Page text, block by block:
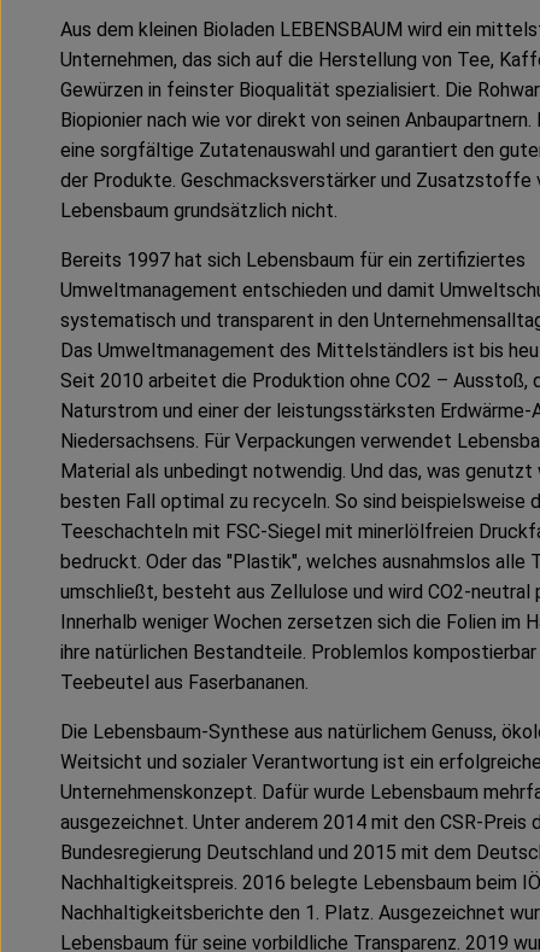
Aus dem kleinen Bioladen LEBENSBAUM wird ein
Unternehmen, das sich auf die Herstellung von Tee,
Gewürzen in feinster Bioqualität spezialisiert. Die
Biopionier nach wie vor direkt von seinen
eine sorgfältige Zutatenauswahl und garantiert den
der Produkte. Geschmacksverstärker und Zusatzstoffe
Lebensbaum grundsätzlich nicht.
Bereits 1997 hat sich Lebensbaum für ein zertifiziertes
Umweltmanagement entschieden und damit
systematisch und transparent in den
Das Umweltmanagement des Mittelständlers ist bis
Seit 2010 arbeitet die Produktion ohne CO2 – Ausstoß,
Naturstrom und einer der leistungsstärksten Erdwärme-
Niedersachsens. Für Verpackungen verwendet
Material als unbedingt notwendig. Und das, was genutzt
besten Fall optimal zu recyceln. So sind beispielsweise
Teeschachteln mit FSC-Siegel mit minerlölfreien
bedruckt. Oder das "Plastik", welches ausnahmslos alle
umschließt, besteht aus Zellulose und wird CO2-neutral
Innerhalb weniger Wochen zersetzen sich die Folien im
ihre natürlichen Bestandteile. Problemlos kompostierbar
Teebeutel aus Faserbananen.
Die Lebensbaum-Synthese aus natürlichem Genuss,
Weitsicht und sozialer Verantwortung ist ein
Unternehmenskonzept. Dafür wurde Lebensbaum
ausgezeichnet. Unter anderem 2014 mit den CSR-Preis
Bundesregierung Deutschland und 2015 mit dem
Nachhaltigkeitspreis. 2016 belegte Lebensbaum beim
Nachhaltigkeitsberichte den 1. Platz. Ausgezeichnet
Lebensbaum für seine vorbildliche Transparenz. 2019